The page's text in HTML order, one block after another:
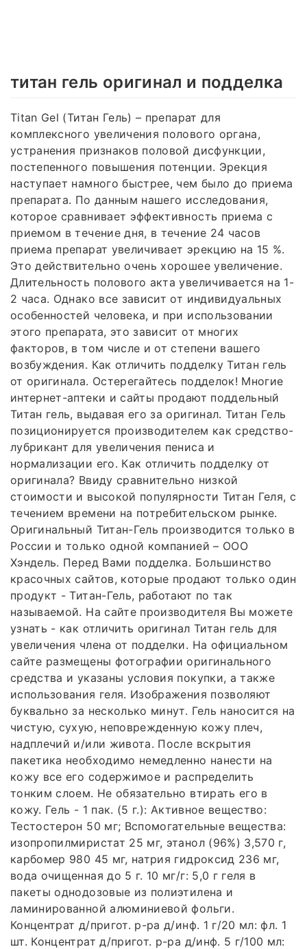
титан гель оригинал и подделка
Titan Gel (Титан Гель) – препарат для
комплексного увеличения полового органа,
устранения признаков половой дисфункции,
постепенного повышения потенции. Эрекция
наступает намного быстрее, чем было до приема
препарата. По данным нашего исследования,
которое сравнивает эффективность приема с
приемом в течение дня, в течение 24 часов
приема препарат увеличивает эрекцию на 15 %.
Это действительно очень хорошее увеличение.
Длительность полового акта увеличивается на 1-
2 часа. Однако все зависит от индивидуальных
особенностей человека, и при использовании
этого препарата, это зависит от многих
факторов, в том числе и от степени вашего
возбуждения. Как отличить подделку Титан гель
от оригинала. Остерегайтесь подделок! Многие
интернет-аптеки и сайты продают поддельный
Титан гель, выдавая его за оригинал. Титан Гель
позиционируется производителем как средство-
лубрикант для увеличения пениса и
нормализации его. Как отличить подделку от
оригинала? Ввиду сравнительно низкой
стоимости и высокой популярности Титан Геля, с
течением времени на потребительском рынке.
Оригинальный Титан-Гель производится только в
России и только одной компанией – ООО
Хэндель. Перед Вами подделка. Большинство
красочных сайтов, которые продают только один
продукт - Титан-Гель, работают по так
называемой. На сайте производителя Вы можете
узнать - как отличить оригинал Титан гель для
увеличения члена от подделки. На официальном
сайте размещены фотографии оригинального
средства и указаны условия покупки, а также
использования геля. Изображения позволяют
буквально за несколько минут. Гель наносится на
чистую, сухую, неповрежденную кожу плеч,
надплечий и/или живота. После вскрытия
пакетика необходимо немедленно нанести на
кожу все его содержимое и распределить
тонким слоем. Не обязательно втирать его в
кожу. Гель - 1 пак. (5 г.): Активное вещество:
Тестостерон 50 мг; Вспомогательные вещества:
изопропилмиристат 25 мг, этанол (96%) 3,570 г,
карбомер 980 45 мг, натрия гидроксид 236 мг,
вода очищенная до 5 г. 10 мг/г: 5,0 г геля в
пакеты однодозовые из полиэтилена и
ламинированной алюминиевой фольги.
Концентрат д/при­гот. р-ра д/инф. 1 г/20 мл: фл. 1
шт. Концентрат д/при­гот. р-ра д/инф. 5 г/100 мл: